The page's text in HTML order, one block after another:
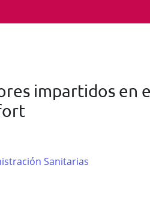
impartidos en
Sanitarias